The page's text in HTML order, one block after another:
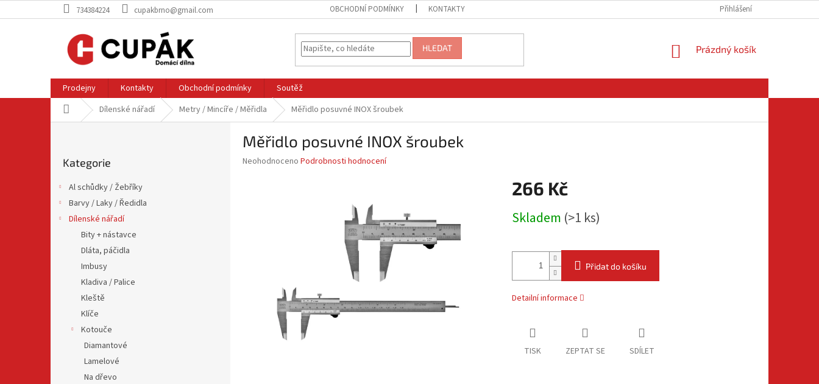
na
734384224 cupakbrno@gmail.com OBCHODNÍ PODMÍNKY KONTAKTY Přihlášení
HLEDAT
NÁKUPNÍ
Prázdný košík
Prodejny Kontakty Obchodní podmínky
Soutěž
Domů Dílenské nářadí Metry / Mincíře / Měřidla Měřidlo posuvné INOX šroubek
kategorie
Kategorie
Al schůdky / Žebříky
Barvy / Laky / Ředidla
Dílenské nářadí
Bity + nástavce
Dláta, páčidla
Imbusy
Kladiva / Palice
Kleště
Klíče
Kotouče
Diamantové
Lamelové
Na dřevo
Měřidlo posuvné INOX šroubek
Průměrné
Neohodnoceno Podrobnosti hodnocení
266 Kč
cena:
Skladem (>1 ks)
Přidat do košíku
Detailní informace
TISK ZEPTAT SE SDÍLET